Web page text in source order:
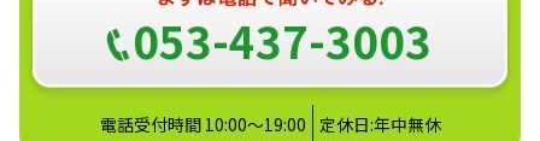
053-437-3003
電話受付時間 10:00～19:00 定休日:年中無休